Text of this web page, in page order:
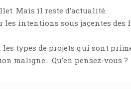
Mais il reste d’actualité.
les intentions sous jaçentes des
les types de projets qui sont
maligne… Qu’en pensez-vous ?